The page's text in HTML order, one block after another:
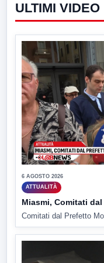
ULTIMI VIDEO
6 AGOSTO 2026
ATTUALITÀ
Miasmi, Comitati
Comitati dal Prefetto